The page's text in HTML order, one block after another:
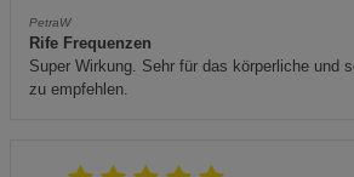
PetraW
Rife Frequenzen
Super Wirkung. Sehr für das körperliche und
zu empfehlen.